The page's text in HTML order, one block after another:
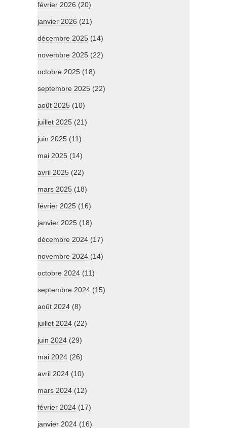
février 2026 (20)
janvier 2026 (21)
décembre 2025 (14)
novembre 2025 (22)
octobre 2025 (18)
septembre 2025 (22)
août 2025 (10)
juillet 2025 (21)
juin 2025 (11)
mai 2025 (14)
avril 2025 (22)
mars 2025 (18)
février 2025 (16)
janvier 2025 (18)
décembre 2024 (17)
novembre 2024 (14)
octobre 2024 (11)
septembre 2024 (15)
août 2024 (8)
juillet 2024 (22)
juin 2024 (29)
mai 2024 (26)
avril 2024 (10)
mars 2024 (12)
février 2024 (17)
janvier 2024 (16)